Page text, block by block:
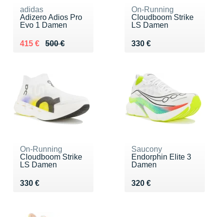
adidas
Adizero Adios Pro
Evo 1 Damen
500 €
Au lieu de 500 €
415 €
Vendu 415 €
On-Running
Cloudboom Strike
LS Damen
330 €
Vendu 330 €
On-Running
Cloudboom Strike
LS Damen
330 €
Vendu 330 €
Saucony
Endorphin Elite 3
Damen
320 €
Vendu 320 €